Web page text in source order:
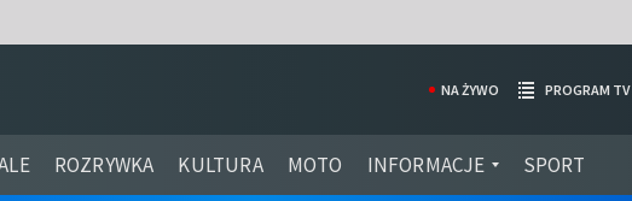
ROZRYWKA KULTURA MOTO INFORMACJE SPORT
NA ŻYWO PROGRAM TV